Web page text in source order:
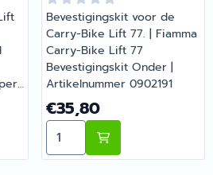
Carry-Bike Lift 77
Bevestigingskit voor de
Carry-Bike Lift 77. | Fiamma
Carry-Bike Lift 77
Bevestigingskit Onder |
Artikelnummer 0902191
Prijs: 35,80
€35,80
Aantal kiezen voor